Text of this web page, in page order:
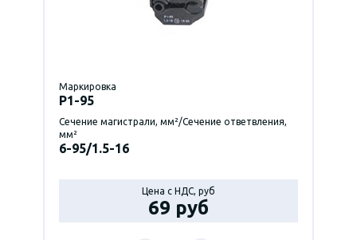
Маркировка
P1-95
Сечение магистрали, мм²/Сечение ответвления,
мм²
6-95/1.5-16
Цена с НДС, руб
69 руб